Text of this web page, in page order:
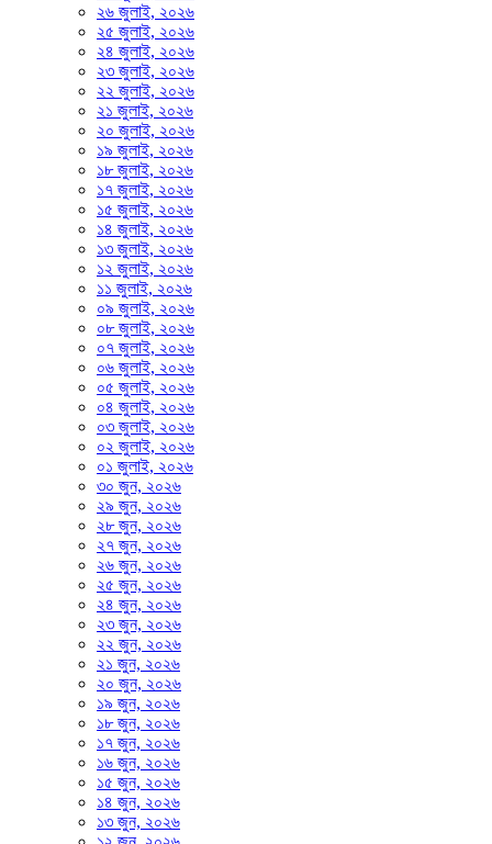
২৬ জুলাই, ২০২৬
২৫ জুলাই, ২০২৬
২৪ জুলাই, ২০২৬
২৩ জুলাই, ২০২৬
২২ জুলাই, ২০২৬
২১ জুলাই, ২০২৬
২০ জুলাই, ২০২৬
১৯ জুলাই, ২০২৬
১৮ জুলাই, ২০২৬
১৭ জুলাই, ২০২৬
১৫ জুলাই, ২০২৬
১৪ জুলাই, ২০২৬
১৩ জুলাই, ২০২৬
১২ জুলাই, ২০২৬
১১ জুলাই, ২০২৬
০৯ জুলাই, ২০২৬
০৮ জুলাই, ২০২৬
০৭ জুলাই, ২০২৬
০৬ জুলাই, ২০২৬
০৫ জুলাই, ২০২৬
০৪ জুলাই, ২০২৬
০৩ জুলাই, ২০২৬
০২ জুলাই, ২০২৬
০১ জুলাই, ২০২৬
৩০ জুন, ২০২৬
২৯ জুন, ২০২৬
২৮ জুন, ২০২৬
২৭ জুন, ২০২৬
২৬ জুন, ২০২৬
২৫ জুন, ২০২৬
২৪ জুন, ২০২৬
২৩ জুন, ২০২৬
২২ জুন, ২০২৬
২১ জুন, ২০২৬
২০ জুন, ২০২৬
১৯ জুন, ২০২৬
১৮ জুন, ২০২৬
১৭ জুন, ২০২৬
১৬ জুন, ২০২৬
১৫ জুন, ২০২৬
১৪ জুন, ২০২৬
১৩ জুন, ২০২৬